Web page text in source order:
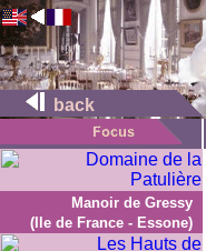
back
Manoir de Gressy
(Ile de France - Essone)